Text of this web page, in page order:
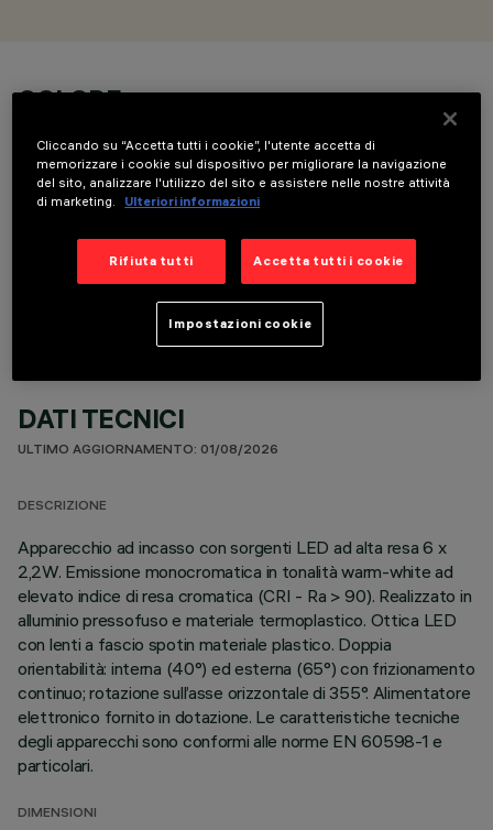
COLORE
COMPONENTI OPZIONALI
DATI TECNICI
ULTIMO AGGIORNAMENTO: 01/08/2026
DESCRIZIONE
Apparecchio ad incasso con sorgenti LED ad alta resa 6 x
2,2W. Emissione monocromatica in tonalità warm-white ad
elevato indice di resa cromatica (CRI - Ra > 90). Realizzato in
alluminio pressofuso e materiale termoplastico. Ottica LED
con lenti a fascio spotin materiale plastico. Doppia
orientabilità: interna (40°) ed esterna (65°) con frizionamento
continuo; rotazione sull’asse orizzontale di 355°. Alimentatore
elettronico fornito in dotazione. Le caratteristiche tecniche
degli apparecchi sono conformi alle norme EN 60598-1 e
particolari.
DIMENSIONI
Cliccando su “Accetta tutti i cookie”, l'utente accetta di
memorizzare i cookie sul dispositivo per migliorare la navigazione
del sito, analizzare l'utilizzo del sito e assistere nelle nostre attività
di marketing.
Ulteriori informazioni
Rifiuta tutti Accetta tutti i cookie
Impostazioni cookie